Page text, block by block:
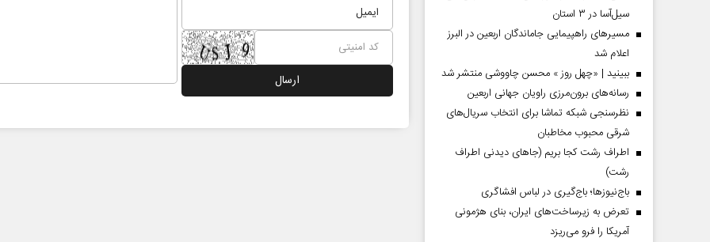
سیل‌آسا در ۳ استان
مسیر‌های راهپیمایی جاماندگان اربعین در البرز
اعلام شد
ببینید | «چهل روز » محسن چاووشی منتشر شد
رسانه‌های برون‌مرزی راویان جهانی اربعین
نظرسنجی شبکه تماشا برای انتخاب سریال‌های
شرقی محبوب مخاطبان
اطراف رشت کجا بریم (جاهای دیدنی اطراف
رشت)
باج‌نیوزها؛ باج‌گیری در لباس افشاگری
تعرض به زیرساخت‌های ایران، بنای هژمونی
آمریکا را فرو می‌ریزد
صفحات نخست‌روزنامه‌ها‌ی‌چهارشنبه‌۷‌مردادماه